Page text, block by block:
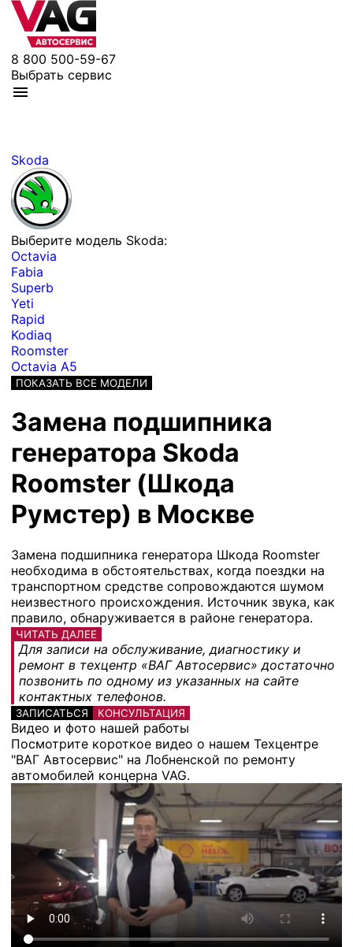
8 800 500-59-67
Выбрать сервис
Skoda
Выберите модель Skoda:
Octavia
Fabia
Superb
Yeti
Rapid
Kodiaq
Roomster
Octavia A5
ПОКАЗАТЬ ВСЕ МОДЕЛИ
Замена подшипника
генератора Skoda
Roomster (Шкода
Румстер) в Москве
Замена подшипника генератора Шкода Roomster
необходима в обстоятельствах, когда поездки на
транспортном средстве сопровождаются шумом
неизвестного происхождения. Источник звука, как
правило, обнаруживается в районе генератора.
ЧИТАТЬ ДАЛЕЕ
Для записи на обслуживание, диагностику и
ремонт в техцентр «ВАГ Автосервис» достаточно
позвонить по одному из указанных на сайте
контактных телефонов.
ЗАПИСАТЬСЯ КОНСУЛЬТАЦИЯ
Видео и фото нашей работы
Посмотрите короткое видео о нашем Техцентре
"ВАГ Автосервис" на Лобненской по ремонту
автомобилей концерна VAG.